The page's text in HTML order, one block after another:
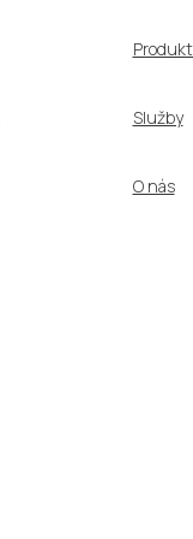
Služby
O nás